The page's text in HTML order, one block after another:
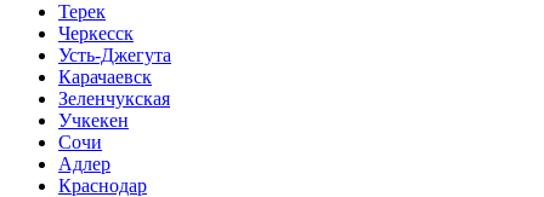
Терек
Черкесск
Усть-Джегута
Карачаевск
Зеленчукская
Учкекен
Сочи
Адлер
Краснодар